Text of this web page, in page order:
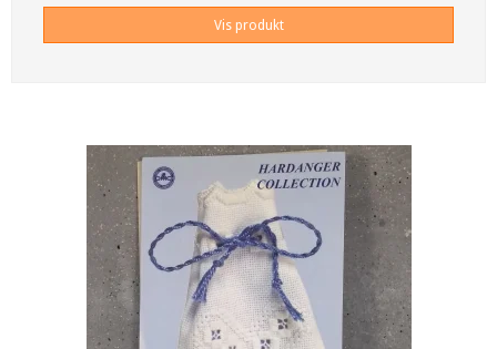
Vis produkt